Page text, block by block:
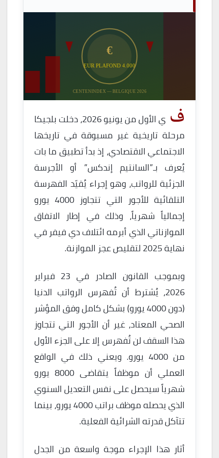
€
4.000 EUR PLAFOND
CENTENINDEX — BELGIQUE 2026
ف
ي الأول من يونيو 2026، دخلت بلجيكا
مرحلة تاريخية غير مسبوقة في تاريخها
الاجتماعي الاقتصادي، إذ بدأ تطبيق ما بات
يُعرف بـ”السانتيم إندكس” أو الأجرسة
الجزئية للرواتب، وهو إجراء يُقيّد الفهرسة
التلقائية للأجور التي تتجاوز 4000 يورو
إجمالياً شهرياً، وذلك في إطار الاتفاق
الموازناتي الذي أبرمه ائتلاف دي فيفر في
نهاية 2025 لتقليص عجز الموازنة.
وبموجب القانون الصادر في 23 فبراير
2026، يُشترط أن تُفهرس الرواتب الدنيا
(دون 4000 يورو) بشكل كامل وفق المؤشر
الصحي المعتاد، غير أن الأجور التي تتجاوز
هذا السقف لن تُفهرس إلا على الجزء الأول
من 4000 يورو. ويعني ذلك في الواقع
العملي أن موظفاً يتقاضى 8000 يورو
شهرياً سيحصل على نفس التعديل السنوي
الذي يحصله موظف براتب 4000 يورو، بينما
تتآكل قدرته الشرائية الفعلية.
أثار هذا الإجراء موجة واسعة من الجدل